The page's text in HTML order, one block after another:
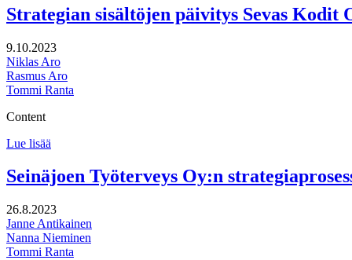
Sivistysjohtajien
päivä
Strategian sisältöjen päivitys Sevas Kodit
9.10.2023
Niklas Aro
Rasmus Aro
Tommi Ranta
Content
Lue lisää
päivitys
Sevas
Oy:lle
Seinäjoen Työterveys Oy:n
26.8.2023
Janne Antikainen
Nanna Nieminen
Tommi Ranta